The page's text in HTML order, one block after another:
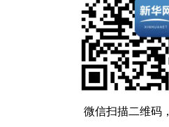
微信扫描二维码